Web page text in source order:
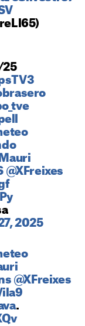
25
@XFreixes
2025
@XFreixes
.